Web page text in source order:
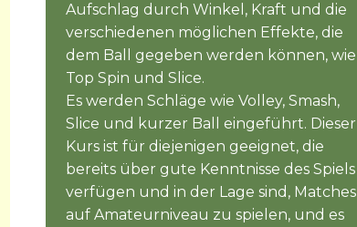
Aufschlag durch Winkel, Kraft und die
verschiedenen möglichen Effekte, die
dem Ball gegeben werden können, wie
Top Spin und Slice.
Es werden Schläge wie Volley, Smash,
Slice und kurzer Ball eingeführt. Dieser
Kurs ist für diejenigen geeignet, die
bereits über gute Kenntnisse des Spiels
verfügen und in der Lage sind, Matches
auf Amateurniveau zu spielen, und es